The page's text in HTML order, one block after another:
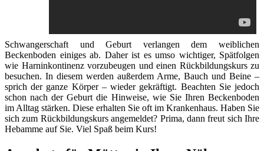
Schwangerschaft und Geburt verlangen dem weiblichen
Beckenboden einiges ab. Daher ist es umso wichtiger, Spätfolgen
wie Harninkontinenz vorzubeugen und einen Rückbildungskurs zu
besuchen. In diesem werden außerdem Arme, Bauch und Beine –
sprich der ganze Körper – wieder gekräftigt. Beachten Sie jedoch
schon nach der Geburt die Hinweise, wie Sie Ihren Beckenboden
im Alltag stärken. Diese erhalten Sie oft im Krankenhaus. Haben Sie
sich zum Rückbildungskurs angemeldet? Prima, dann freut sich Ihre
Hebamme auf Sie. Viel Spaß beim Kurs!